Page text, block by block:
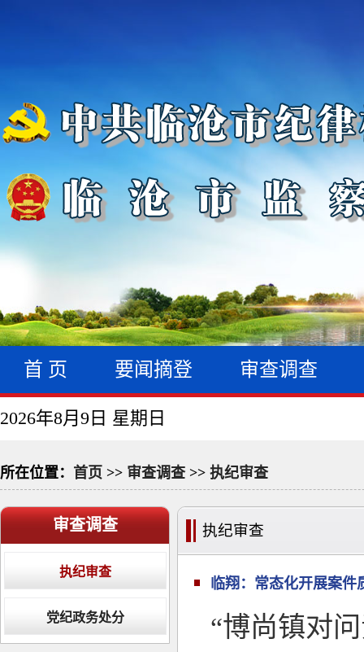
首 页 要闻摘登 审查调查
2026年8月9日 星期日
所在位置： 首页 >> 审查调查 >> 执纪审查
审查调查
执纪审查
党纪政务处分
执纪审查
临翔：常态化开展案件
“博尚镇对